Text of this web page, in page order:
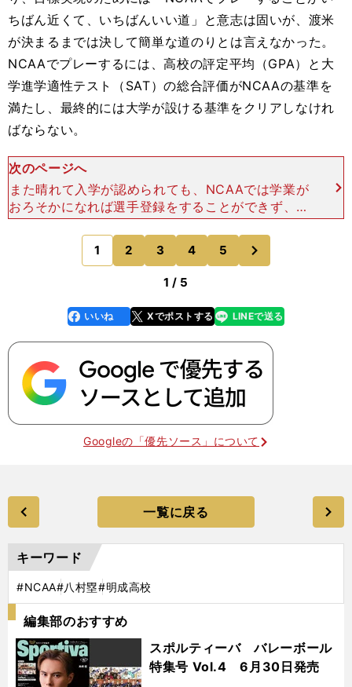
ちばん近くて、いちばんいい道」と意志は固いが、渡米
が決まるまでは決して簡単な道のりとは言えなかった。
NCAAでプレーするには、高校の評定平均（GPA）と大
学進学適性テスト（SAT）の総合評価がNCAAの基準を
満たし、最終的には大学が設ける基準をクリアしなけれ
ばならない。
次のページへ
また晴れて入学が認められても、NCAAでは学業が
おろそかになれば選手登録をすることができず、公
式戦には出場できない。いわゆる「レッドシャツ」
扱いとなる。「これまで文武両道をしてこなかった
ので.....
1 2 3 4 5
のページへ
1 / 5
faceboo
k
いいね Xでポストする
line LINEで送る
Googleの「優先ソース」について
一覧に戻る
キーワード
#NCAA#八村塁#明成高校
編集部のおすすめ
スポルティーバ バレーボール
特集号 Vol.4 6月30日発売